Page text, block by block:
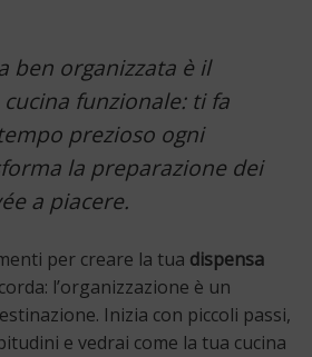
ben organizzata è il
funzionale: ti fa
prezioso ogni
la preparazione dei
a piacere.
per creare la tua dispensa
l’organizzazione è un
Inizia con piccoli passi,
e vedrai come la tua cucina